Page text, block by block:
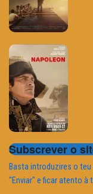
Subscrever o
Basta introduzires o teu
"Enviar" e ficar atento à